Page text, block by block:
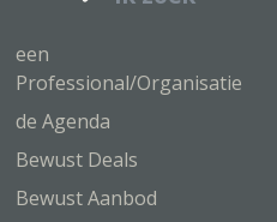
een
Professional/Organisatie
de Agenda
Bewust Deals
Bewust Aanbod